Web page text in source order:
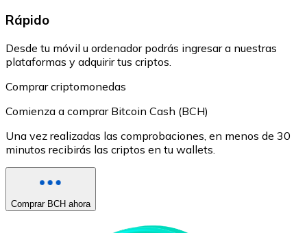
Rápido
Desde tu móvil u ordenador podrás ingresar a nuestras
plataformas y adquirir tus criptos.
Comprar criptomonedas
Comienza a comprar Bitcoin Cash (BCH)
Una vez realizadas las comprobaciones, en menos de 30
minutos recibirás las criptos en tu wallets.
Comprar BCH ahora